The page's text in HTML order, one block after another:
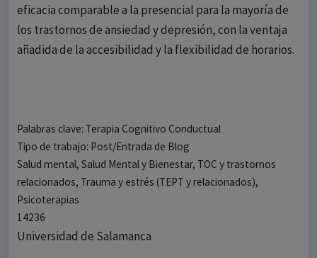
eficacia comparable a la presencial para la mayoría de
los trastornos de ansiedad y depresión, con la ventaja
añadida de la accesibilidad y la flexibilidad de horarios.
Palabras clave: Terapia Cognitivo Conductual
Tipo de trabajo: Post/Entrada de Blog
Salud mental, Salud Mental y Bienestar, TOC y trastornos
relacionados, Trauma y estrés (TEPT y relacionados),
Psicoterapias
14236
Universidad de Salamanca